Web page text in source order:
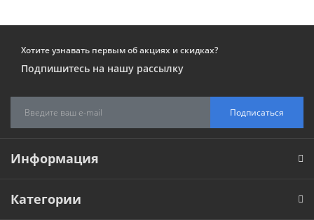
Хотите узнавать первым об акциях и скидках?
Подпишитесь на нашу рассылку
Подписаться
Информация
Категории